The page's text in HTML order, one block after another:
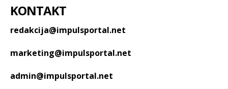
KONTAKT
redakcija@impulsportal.net
marketing@impulsportal.net
admin@impulsportal.net